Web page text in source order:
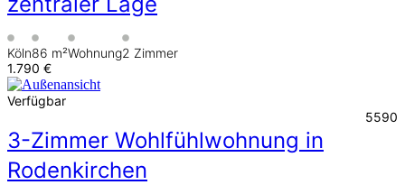
Köln86 m²Wohnung2 Zimmer
1.790 €
Verfügbar
5590
3-Zimmer Wohlfühlwohnung in
Rodenkirchen